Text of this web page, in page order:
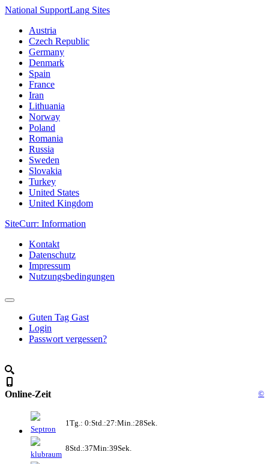
National SupportLang Sites
Austria
Czech Republic
Germany
Denmark
Spain
France
Iran
Lithuania
Norway
Poland
Romania
Russia
Sweden
Slovakia
Turkey
United States
United Kingdom
SiteCurr: Information
Kontakt
Datenschutz
Impressum
Nutzungsbedingungen
Guten Tag Gast
Login
Passwort vergessen?
Online-Zeit ©
Septron
1Tg.: 0:Std.:27:Min.:28Sek.
klubraum
8Std.:37Min:39Sek.